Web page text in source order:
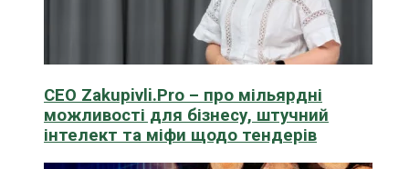
CEO Zakupivli.Pro – про мільярдні
можливості для бізнесу, штучний
інтелект та міфи щодо тендерів